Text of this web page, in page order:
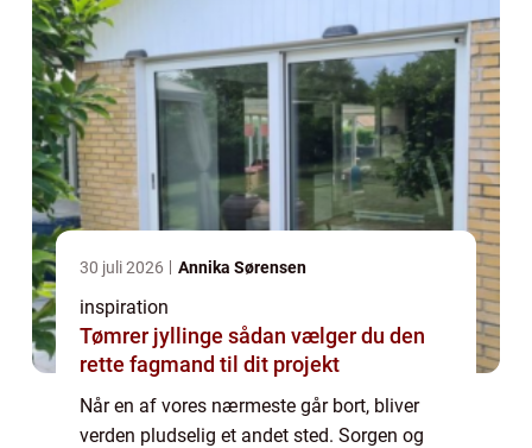
30 juli 2026 Annika Sørensen
inspiration
Tømrer jyllinge sådan vælger du den
rette fagmand til dit projekt
Når en af vores nærmeste går bort, bliver
verden pludselig et andet sted. Sorgen og